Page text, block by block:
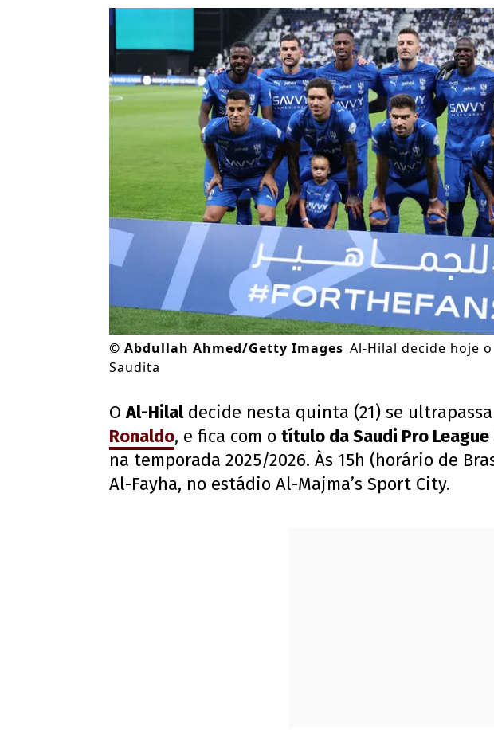
© Abdullah Ahmed/Getty Images Al-Hilal decide hoje
Saudita
OAl-Hilaldecide nesta quinta (21) se
Ronaldo, e fica com o título da Saudi Pro League
na temporada 2025/2026. Às 15h (horário de
Al-Fayha, no estádio Al-Majma’s Sport City.